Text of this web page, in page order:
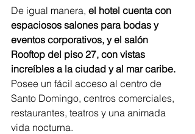
De igual manera, el hotel cuenta con
espaciosos salones para bodas y
eventos corporativos, y el salón
Rooftop del piso 27, con vistas
increíbles a la ciudad y al mar caribe.
Posee un fácil acceso al centro de
Santo Domingo, centros comerciales,
restaurantes, teatros y una animada
vida nocturna.